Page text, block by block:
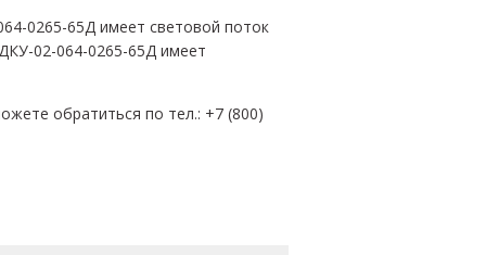
0265-65Д имеет световой поток
02-064-0265-65Д имеет
обратиться по тел.: +7 (800)